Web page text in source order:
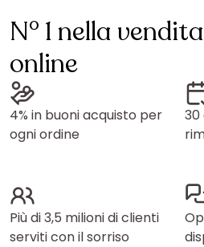
N° 1 nella
online
4% in buoni acquisto per
ogni ordine
30
Più di 3,5 milioni di clienti
serviti con il sorriso